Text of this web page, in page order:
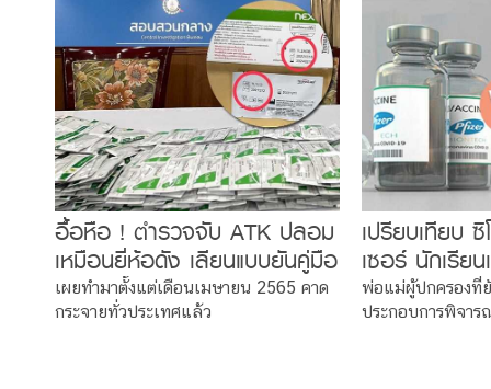
อื้อหือ ! ตำรวจจับ ATK ปลอม
เหมือนยี่ห้อดัง เลียนแบบยันคู่มือ
มิน่าทำไมราคาถูก
เผยทำมาตั้งแต่เดือนเมษายน 2565 คาด
กระจายทั่วประเทศแล้ว
เปรียบเทียบ
เซอร์ นักเรีย
วิดตัวไหนดี ?
พ่อแม่ผู้ปกครองที่
ประกอบการพิจาร